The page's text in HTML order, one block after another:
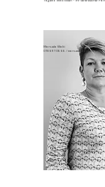
Manuela Walti
078 697 06 66 /manuela@tagemo.ch